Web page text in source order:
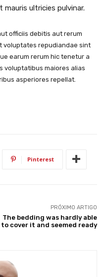
ultricies pulvinar.
officiis debitis aut rerum
voluptates repudiandae sint
earum rerum hic tenetur a
voluptatibus maiores alias
asperiores repellat.
Pinterest
PRÓXIMO ARTIGO
The bedding was hardly able
to cover it and seemed ready